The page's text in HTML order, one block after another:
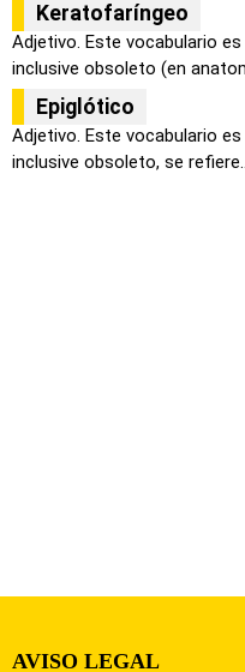
Keratofaríngeo
Adjetivo. Este vocabulario
inclusive obsoleto (en
Epiglótico
Adjetivo. Este vocabulario
inclusive obsoleto, se
AVISO LEGAL